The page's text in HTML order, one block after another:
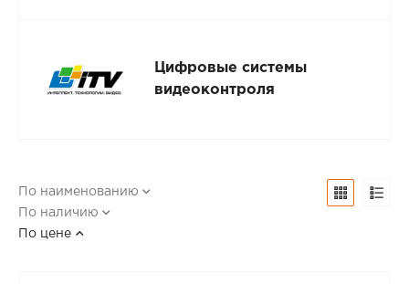
Цифровые системы
видеоконтроля
По наименованию
По наличию
По цене